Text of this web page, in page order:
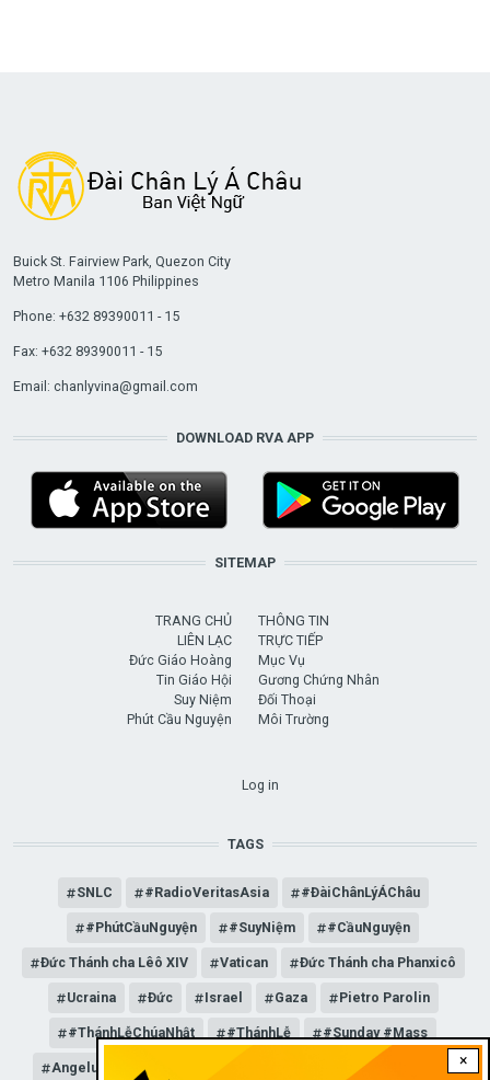
×
Buick St. Fairview Park, Quezon City
Metro Manila 1106 Philippines
Phone: +632 89390011 - 15
Fax: +632 89390011 - 15
Email: chanlyvina@gmail.com
DOWNLOAD RVA APP
SITEMAP
TRANG CHỦ
LIÊN LẠC
Đức Giáo Hoàng
Tin Giáo Hội
Suy Niệm
Phút Cầu Nguyện
THÔNG TIN
TRỰC TIẾP
Mục Vụ
Gương Chứng Nhân
Đối Thoại
Môi Trường
Log in
TAGS
SNLC #RadioVeritasAsia #ĐàiChânLýÁChâu
#PhútCầuNguyện #SuyNiệm #CầuNguyện
Đức Thánh cha Lêô XIV Vatican Đức Thánh cha Phanxicô
Ucraina Đức Israel Gaza Pietro Parolin
#ThánhLễChúaNhật #ThánhLễ #Sunday #Mass
Angelus Đức Giáo hoàng Lêô XIV General Audience